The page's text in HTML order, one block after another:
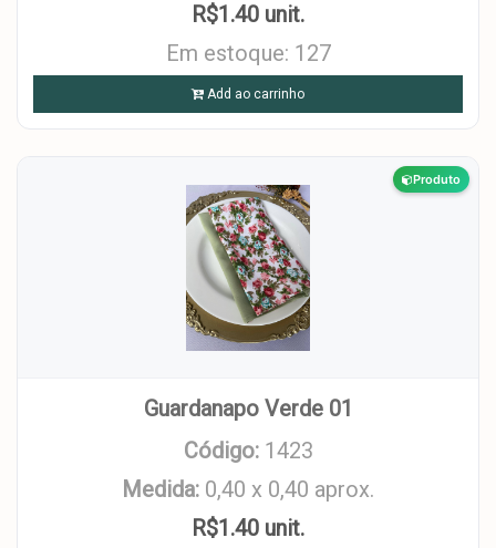
R$1.40 unit.
Em estoque: 127
Add ao carrinho
Produto
Guardanapo Verde 01
Código: 1423
Medida: 0,40 x 0,40 aprox.
R$1.40 unit.